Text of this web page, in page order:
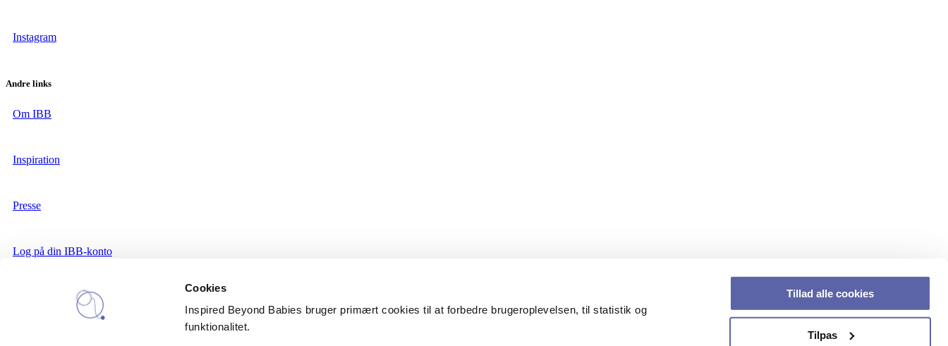
Cookies
Inspired Beyond Babies bruger primært cookies til at forbedre brugeroplevelsen, til statistik og
funktionalitet.
Tillad alle cookies
Tilpas
Instagram
Andre links
Om IBB
Inspiration
Presse
Log på din IBB-konto
IBB nyhedsbrev